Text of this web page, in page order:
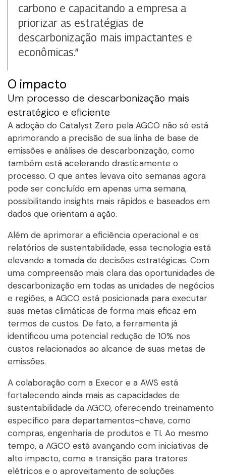
carbono e capacitando a empresa a
priorizar as estratégias de
descarbonização mais impactantes e
econômicas.”
O impacto
Um processo de descarbonização mais
estratégico e eficiente
A adoção do Catalyst Zero pela AGCO não só está
aprimorando a precisão de sua linha de base de
emissões e análises de descarbonização, como
também está acelerando drasticamente o
processo. O que antes levava oito semanas agora
pode ser concluído em apenas uma semana,
possibilitando insights mais rápidos e baseados em
dados que orientam a ação.
Além de aprimorar a eficiência operacional e os
relatórios de sustentabilidade, essa tecnologia está
elevando a tomada de decisões estratégicas. Com
uma compreensão mais clara das oportunidades de
descarbonização em todas as unidades de negócios
e regiões, a AGCO está posicionada para executar
suas metas climáticas de forma mais eficaz em
termos de custos. De fato, a ferramenta já
identificou uma potencial redução de 10% nos
custos relacionados ao alcance de suas metas de
emissões.
A colaboração com a Execor e a AWS está
fortalecendo ainda mais as capacidades de
sustentabilidade da AGCO, oferecendo treinamento
específico para departamentos-chave, como
compras, engenharia de produtos e TI. Ao mesmo
tempo, a AGCO está avançando com iniciativas de
alto impacto, como a transição para tratores
elétricos e o aproveitamento de soluções